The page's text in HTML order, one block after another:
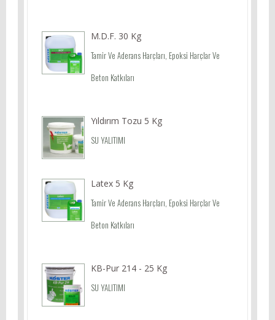
M.D.F. 30 Kg
Tamir Ve Aderans Harçları, Epoksi Harçlar Ve
Beton Katkıları
Yıldırım Tozu 5 Kg
SU YALITIMI
Latex 5 Kg
Tamir Ve Aderans Harçları, Epoksi Harçlar Ve
Beton Katkıları
KB-Pur 214 - 25 Kg
SU YALITIMI